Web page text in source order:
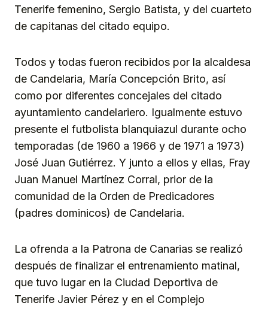
Tenerife femenino, Sergio Batista, y del cuarteto
de capitanas del citado equipo.
Todos y todas fueron recibidos por la alcaldesa
de Candelaria, María Concepción Brito, así
como por diferentes concejales del citado
ayuntamiento candelariero. Igualmente estuvo
presente el futbolista blanquiazul durante ocho
temporadas (de 1960 a 1966 y de 1971 a 1973)
José Juan Gutiérrez. Y junto a ellos y ellas, Fray
Juan Manuel Martínez Corral, prior de la
comunidad de la Orden de Predicadores
(padres dominicos) de Candelaria.
La ofrenda a la Patrona de Canarias se realizó
después de finalizar el entrenamiento matinal,
que tuvo lugar en la Ciudad Deportiva de
Tenerife Javier Pérez y en el Complejo